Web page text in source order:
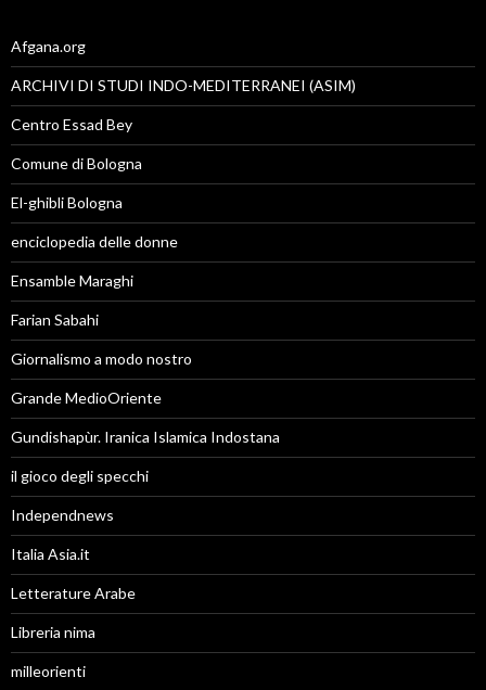
Afgana.org
ARCHIVI DI STUDI INDO-MEDITERRANEI (ASIM)
Centro Essad Bey
Comune di Bologna
El-ghibli Bologna
enciclopedia delle donne
Ensamble Maraghi
Farian Sabahi
Giornalismo a modo nostro
Grande MedioOriente
Gundishapùr. Iranica Islamica Indostana
il gioco degli specchi
Independnews
Italia Asia.it
Letterature Arabe
Libreria nima
milleorienti